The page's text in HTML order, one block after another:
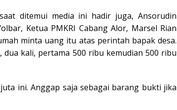
ditemui media ini hadir juga, Ansorudin
Ketua PMKRI Cabang Alor, Marsel Rian
minta uang itu atas perintah bapak desa.
kali, pertama 500 ribu kemudian 500 ribu
ini. Anggap saja sebagai barang bukti jika